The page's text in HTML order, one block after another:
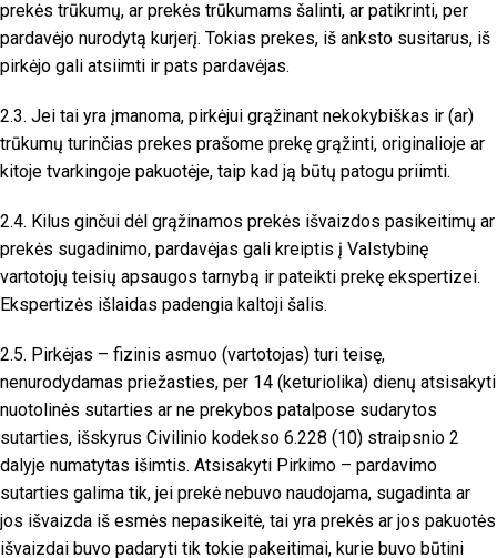
prekės trūkumų, ar prekės trūkumams šalinti, ar patikrinti, per
pardavėjo nurodytą kurjerį. Tokias prekes, iš anksto susitarus, iš
pirkėjo gali atsiimti ir pats pardavėjas.
2.3. Jei tai yra įmanoma, pirkėjui grąžinant nekokybiškas ir (ar)
trūkumų turinčias prekes prašome prekę grąžinti, originalioje ar
kitoje tvarkingoje pakuotėje, taip kad ją būtų patogu priimti.
2.4. Kilus ginčui dėl grąžinamos prekės išvaizdos pasikeitimų ar
prekės sugadinimo, pardavėjas gali kreiptis į Valstybinę
vartotojų teisių apsaugos tarnybą ir pateikti prekę ekspertizei.
Ekspertizės išlaidas padengia kaltoji šalis.
2.5. Pirkėjas – fizinis asmuo (vartotojas) turi teisę,
nenurodydamas priežasties, per 14 (keturiolika) dienų atsisakyti
nuotolinės sutarties ar ne prekybos patalpose sudarytos
sutarties, išskyrus Civilinio kodekso 6.228 (10) straipsnio 2
dalyje numatytas išimtis. Atsisakyti Pirkimo – pardavimo
sutarties galima tik, jei prekė nebuvo naudojama, sugadinta ar
jos išvaizda iš esmės nepasikeitė, tai yra prekės ar jos pakuotės
išvaizdai buvo padaryti tik tokie pakeitimai, kurie buvo būtini